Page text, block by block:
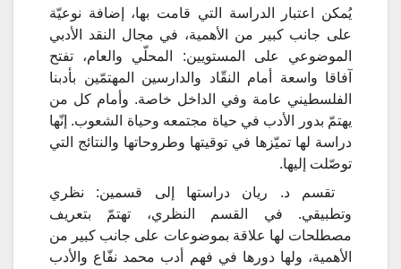
يُمكن اعتبار الدراسة التي قامت بها، إضافة نوعيّة
على جانب كبير من الأهمية، في مجال النقد الأدبي
الموضوعي على المستويين: المحلّي والعام، تفتح
آفاقا واسعة أمام النقّاد والدارسين المهتمّين بأدبنا
الفلسطيني عامة وفي الداخل خاصة. وأمام كل من
يهتمّ بدور الأدب في حياة مجتمعه وحياة الشعوب. إنّها
دراسة لها تميّزها في توقيتها وطروحاتها والنتائج التي
توصّلت إليها.
تقسم د. ريان دراستها إلى قسمين: نظري
وتطبيقي. في القسم النظري، تهتمّ بتعريف
مصطلحات لها علاقة بموضوعات على جانب كبير من
الأهمية، ولها دورها في فهم أدب محمد نفّاع والأدب